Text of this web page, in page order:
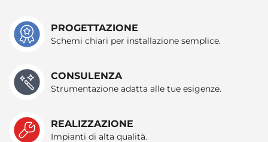
PROGETTAZIONE
Schemi chiari per installazione semplice.
CONSULENZA
Strumentazione adatta alle tue esigenze.
REALIZZAZIONE
Impianti di alta qualità.